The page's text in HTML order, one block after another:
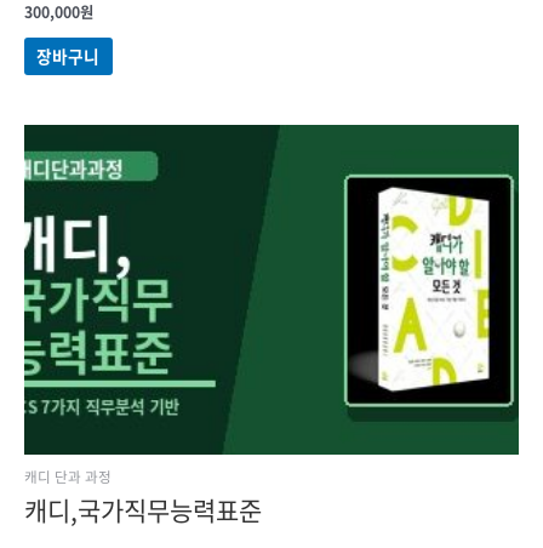
5
중에서
0
로
평가됨
300,000원
장바구니
캐디 단과 과정
캐디,국가직무능력표준